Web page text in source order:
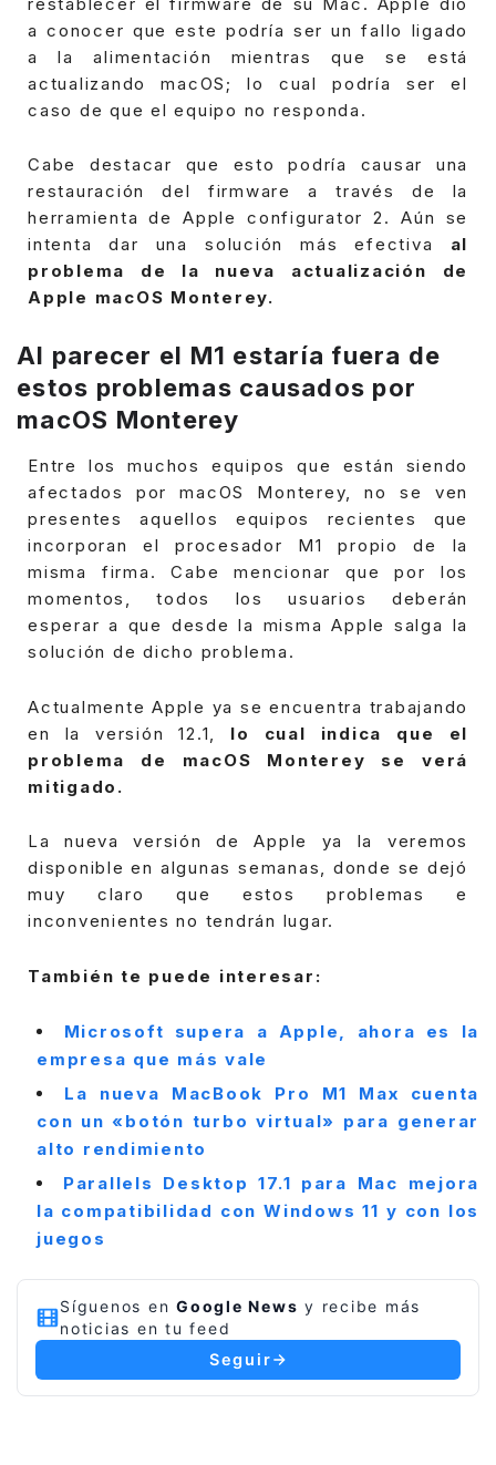
a conocer que este podría ser un fallo ligado
a la alimentación mientras que se está
actualizando macOS; lo cual podría ser el
caso de que el equipo no responda.
Cabe destacar que esto podría causar una
restauración del firmware a través de la
herramienta de Apple configurator 2.Aún se
intenta dar una solución más efectiva al
problema de la nueva actualización de
Apple macOS Monterey.
Al parecer el M1 estaría fuera de
estos problemas causados por
macOS Monterey
Entre los muchos equipos que están siendo
afectados por macOS Monterey, no se ven
presentes aquellos equipos recientes que
incorporan el procesador M1 propio de la
misma firma.Cabe mencionar que por los
momentos, todos los usuarios deberán
esperar a que desde la misma Apple salga la
solución de dicho problema.
Actualmente Apple ya se encuentra trabajando
en la versión 12.1, lo cual indica que el
problema de macOS Monterey se verá
mitigado.
La nueva versión de Apple ya la veremos
disponible en algunas semanas, donde se dejó
muy claro que estos problemas e
inconvenientes no tendrán lugar.
También te puede interesar:
Microsoft supera a Apple, ahora es la
empresa que más vale
La nueva MacBook Pro M1 Max cuenta
con un «botón turbo virtual» para generar
alto rendimiento
Parallels Desktop 17.1 para Mac mejora
la compatibilidad con Windows 11 y con los
juegos
Síguenos en Google News y recibe más
noticias en tu feed
Seguir